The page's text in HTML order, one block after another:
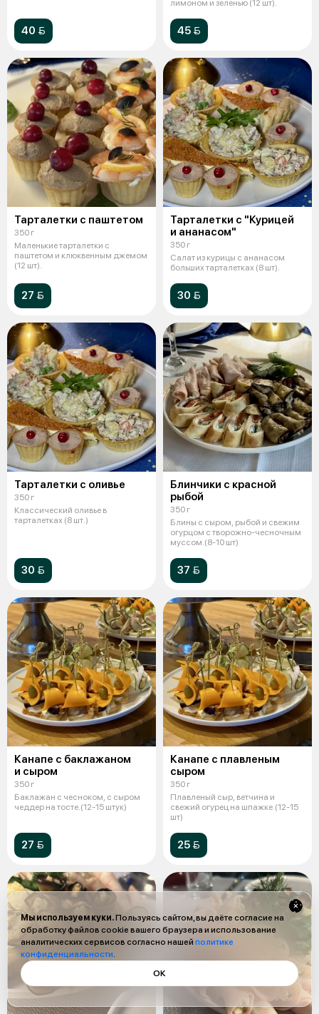
40 
лимоном и зеленью (12 шт).
45 
Тарталетки с паштетом
350 г
Маленькие тарталетки с
паштетом и клюквенным джемом
(12 шт).
27 
Тарталетки с "Курицей
и ананасом"
350 г
Салат из курицы с ананасом
больших тарталетках (8 шт).
30 
Тарталетки с оливье
350 г
Классический оливье в
тарталетках (8 шт.)
30 
Блинчики с красной
рыбой
350 г
Блины с сыром, рыбой и свежим
огурцом с творожно-чесночным
муссом.(8-10 шт)
37 
Канапе с баклажаном
и сыром
350 г
Баклажан с чесноком, с сыром
чеддер на тосте.(12-15 штук)
27 
Канапе с плавленым
сыром
350 г
Плавленый сыр, ветчина и
свежий огурец на шпажке.(12-15
шт)
25 
Мы используем куки.Пользуясь сайтом, вы даёте согласие на
обработку файлов cookie вашего браузера и использование
аналитических сервисов согласно нашей политике
конфиденциальности.
ОК